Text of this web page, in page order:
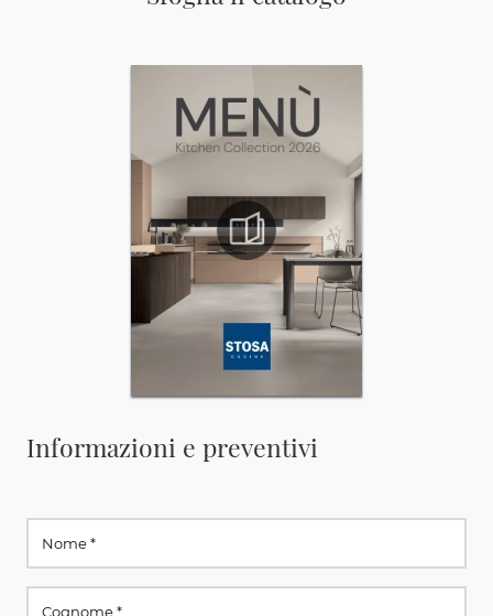
Informazioni e preventivi